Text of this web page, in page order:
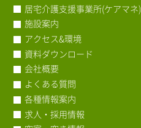
居宅介護支援事業所(ケアマネ)
施設案内
アクセス&環境
資料ダウンロード
会社概要
よくある質問
各種情報案内
求人・採用情報